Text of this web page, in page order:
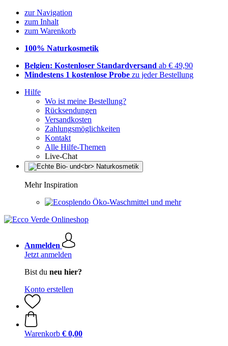
zur Navigation
zum Inhalt
zum Warenkorb
100% Naturkosmetik
Belgien: Kostenloser Standardversand ab € 49,90
Mindestens 1 kostenlose Probe zu jeder Bestellung
Hilfe
Wo ist meine Bestellung?
Rücksendungen
Versandkosten
Zahlungsmöglichkeiten
Kontakt
Alle Hilfe-Themen
Live-Chat
Mehr Inspiration
Öko-Waschmittel und mehr
Anmelden
Jetzt anmelden
Bist du neu hier?
Konto erstellen
Warenkorb € 0,00